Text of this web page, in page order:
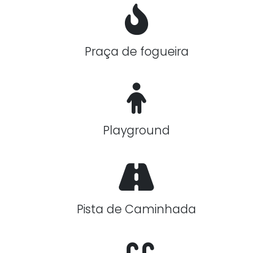
Praça de fogueira
Playground
Pista de Caminhada